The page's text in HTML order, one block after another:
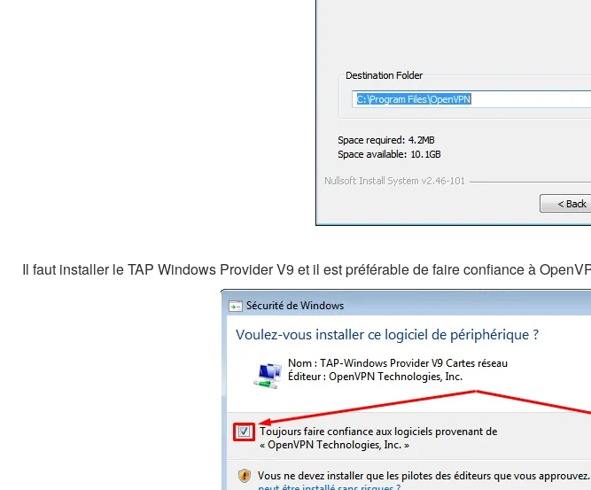
Il faut installer le TAP Windows Provider V9 et il est préférable de faire confiance à